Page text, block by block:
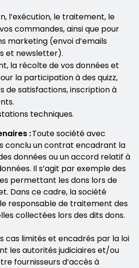
l’exécution, le traitement, le
commandes, ainsi que pour
marketing (envoi d’emails
et newsletter).
la récolte de vos données et
la participation à des quizz,
de satisfactions, inscription à
techniques.
:Toute société avec
conclu un contrat encadrant la
données ou un accord relatif à
Il s’agit par exemple des
permettant les dons lors de
Dans ce cadre, la société
responsable de traitement des
collectées lors des dits dons.
cas limités et encadrés par la loi
les autorités judiciaires et/ou
fournisseurs d’accès à